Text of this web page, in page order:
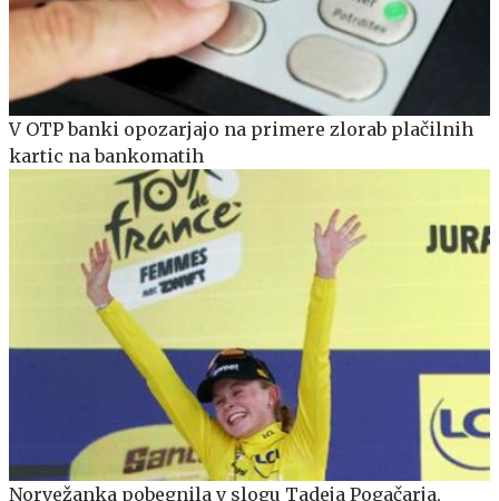
V OTP banki opozarjajo na primere zlorab plačilnih
kartic na bankomatih
Norvežanka pobegnila v slogu Tadeja Pogačarja,